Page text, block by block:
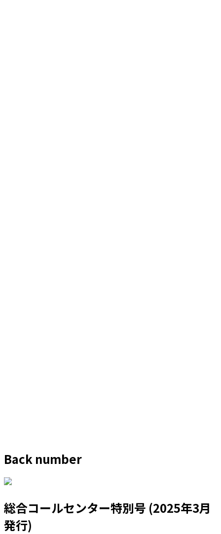
Back number
総合コールセンター特別号 (2025年3月
発行)